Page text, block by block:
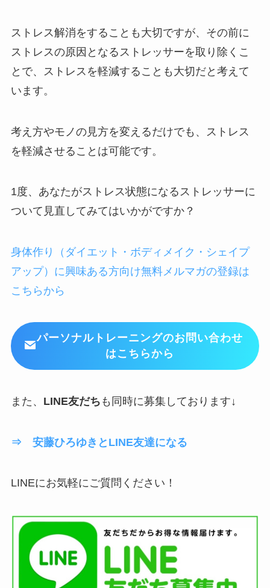
ストレス解消をすることも大切ですが、その前に
ストレスの原因となるストレッサーを取り除くこ
とで、ストレスを軽減することも大切だと考えて
います。
考え方やモノの見方を変えるだけでも、ストレス
を軽減させることは可能です。
1度、あなたがストレス状態になるストレッサーに
ついて見直してみてはいかがですか？
身体作り（ダイエット・ボディメイク・シェイプ
アップ）に興味ある方向け無料メルマガの登録は
こちらから
パーソナルトレーニングのお問い合わせ
はこちらから
また、 LINE友だち も同時に募集しております↓
⇒ 安藤ひろゆきとLINE友達になる
LINEにお気軽にご質問ください！